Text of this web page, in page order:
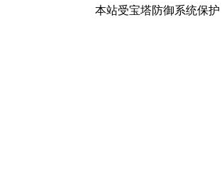
本站受宝塔防御系统保护